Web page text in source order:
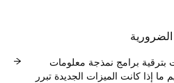
بترقية برامج نمذجة معلومات
ما إذا كانت الميزات الجديدة تبرر